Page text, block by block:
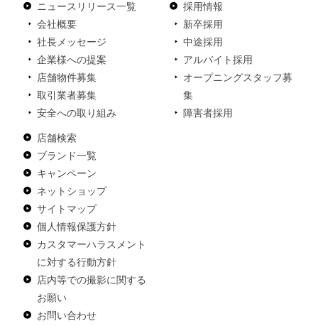
ニュースリリース一覧
会社概要
社長メッセージ
企業様への提案
店舗物件募集
取引業者募集
安全への取り組み
採用情報
新卒採用
中途採用
アルバイト採用
オープニングスタッフ募
集
障害者採用
店舗検索
ブランド一覧
キャンペーン
ネットショップ
サイトマップ
個人情報保護方針
カスタマーハラスメント
に対する行動方針
店内等での撮影に関する
お願い
お問い合わせ